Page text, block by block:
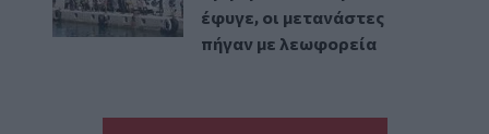
έφυγε, οι μετανάστες
πήγαν με λεωφορεία